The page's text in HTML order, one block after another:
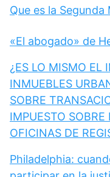
Que es la Segunda
«El abogado» de
¿ES LO MISMO EL
INMUEBLES
SOBRE
IMPUESTO SOBRE
OFICINAS DE
Philadelphia: